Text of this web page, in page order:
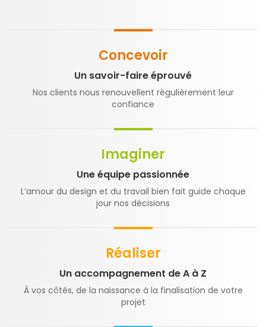
Concevoir
Un savoir-faire éprouvé
Nos clients nous renouvellent régulièrement leur
confiance
Imaginer
Une équipe passionnée
L’amour du design et du travail bien fait guide chaque
jour nos décisions
Réaliser
Un accompagnement de A à Z
À vos côtés, de la naissance à la finalisation de votre
projet